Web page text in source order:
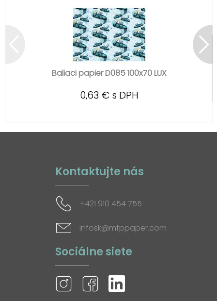
Baliaci papier D085 100x70 LUX
0,63 € s DPH
Kontaktujte nás
+421 910 454 755
infosk@mfppaper.com
Sociálne siete